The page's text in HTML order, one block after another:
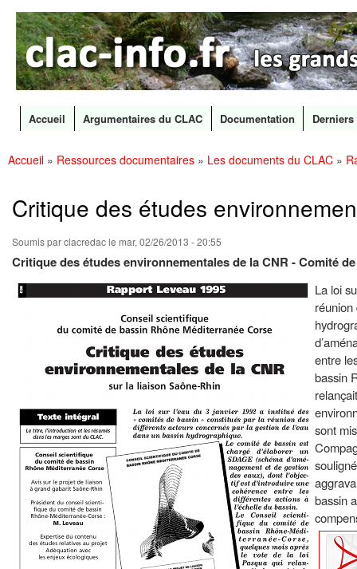
CLAC
Info
Les
grands
canaux
en
Menu principal
Accueil Argumentaires du CLAC Documentation
Accueil » Ressources documentaires » Les documents du CLAC »
Critique des études
Soumis parclacredacle mar, 02/26/2013 - 20:55
Critique des études environnementales de la CNR - Comité
La loi
réunion
entre
bassin
sont
bassin